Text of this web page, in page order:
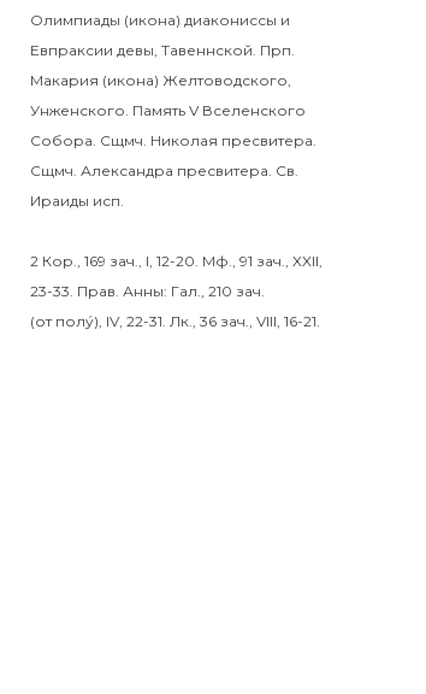
Олимпиады (икона) диакониссы и
Евпраксии девы, Тавеннской. Прп.
Макария (икона) Желтоводского,
Унженского. Память V Вселенского
Собора. Сщмч. Николая пресвитера.
Сщмч. Александра пресвитера. Св.
Ираиды исп.
2 Кор., 169 зач., I, 12-20. Мф., 91 зач., XXII,
23-33. Прав. Анны: Гал., 210 зач.
(от полу́), IV, 22-31. Лк., 36 зач., VIII, 16-21.